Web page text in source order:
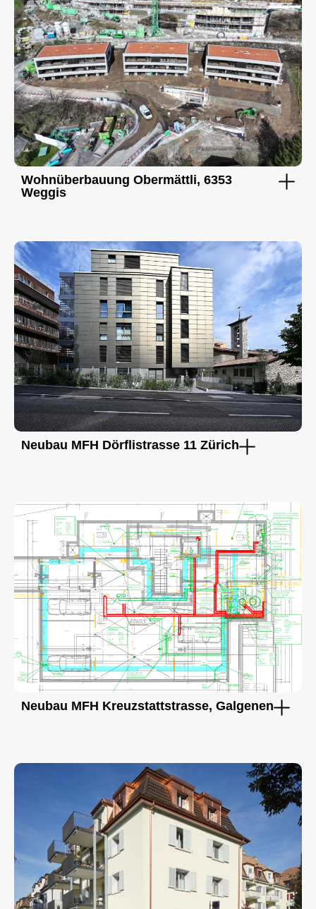
Wohnüberbauung Obermättli, 6353
Weggis
Neubau MFH Dörflistrasse 11 Zürich
Neubau MFH Kreuzstattstrasse, Galgenen